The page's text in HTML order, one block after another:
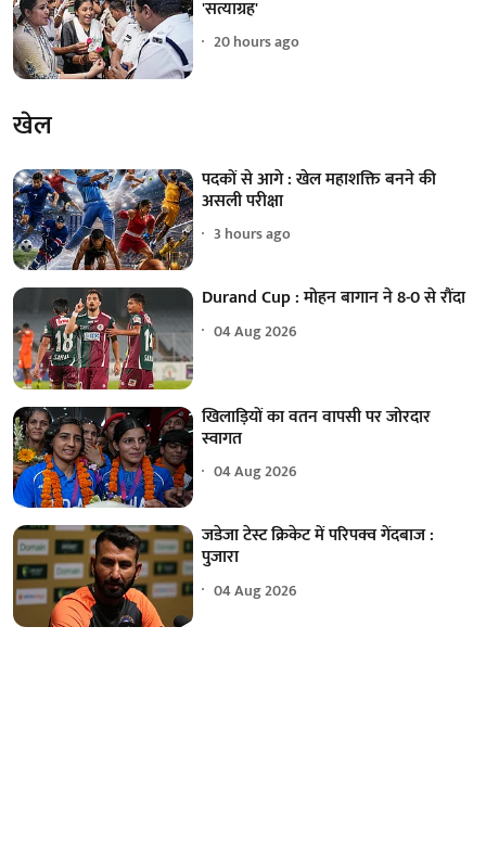
'सत्याग्रह'
20 hours ago
खेल
पदकों से आगे : खेल महाशक्ति बनने की
असली परीक्षा
3 hours ago
Durand Cup : मोहन बागान ने 8-0 से रौंदा
04 Aug 2026
खिलाड़ियों का वतन वापसी पर जोरदार
स्वागत
04 Aug 2026
जडेजा टेस्ट क्रिकेट में परिपक्व गेंदबाज :
पुजारा
04 Aug 2026